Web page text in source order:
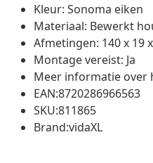
Kleur: Sonoma eiken
Materiaal: Bewerkt
Afmetingen: 140 x 19
Montage vereist: Ja
Meer informatie over
EAN:8720286966563
SKU:811865
Brand:vidaXL